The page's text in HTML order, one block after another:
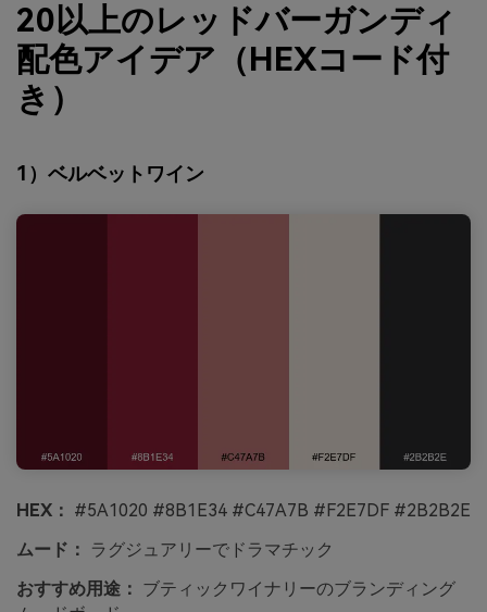
20以上のレッドバーガンディ
配色アイデア（HEXコード付
き）
1）ベルベットワイン
HEX： #5A1020 #8B1E34 #C47A7B #F2E7DF #2B2B2E
ムード：
ラグジュアリーでドラマチック
おすすめ用途： ブティックワイナリーのブランディング